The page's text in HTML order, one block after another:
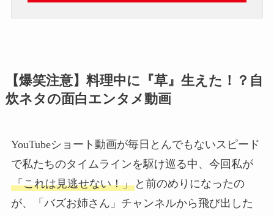
【爆笑注意】料理中に『草』生えた！？自
炊ネタの面白エンタメ動画
YouTubeショート動画が毎日とんでもないスピード
で私たちのタイムラインを駆け巡る中、今回私が
「これは見逃せない！」と前のめりになったの
が、「バズお姉さん」チャンネルから飛び出した